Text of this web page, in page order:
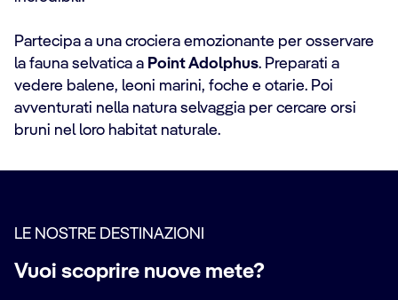
Partecipa a una crociera emozionante per osservare
la fauna selvatica a Point Adolphus. Preparati a
vedere balene, leoni marini, foche e otarie. Poi
avventurati nella natura selvaggia per cercare orsi
bruni nel loro habitat naturale.
LE NOSTRE DESTINAZIONI
Vuoi scoprire nuove mete?